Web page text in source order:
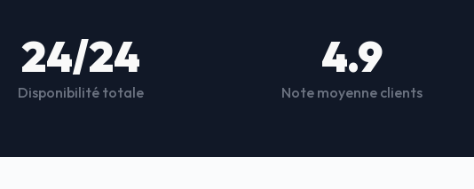
24/24
Disponibilité totale
4.9
Note moyenne clients